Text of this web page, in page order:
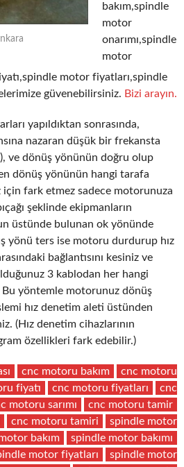
bakım,spindle
motor
onarımı,spindle
motor
motor fiyatları,spindle
güvenebilirsiniz. Bizi arayın.
yapıldıktan sonrasında,
nazaran düşük bir frekansta
ve dönüş yönünün doğru olup
dönüş yönünün hangi tarafa
fark etmez sadece motorunuza
şeklinde ekipmanların
üstünde bulunan ok yönünde
yönü ters ise motoru durdurup hız
bağlantısını kesiniz ve
3 kablodan her hangi
yöntemle motorunuz dönüş
hız denetim aleti üstünden
(Hız denetim cihazlarının
özellikleri fark edebilir.)
cnc motoru bakım
cnc motoru
fiyatı cnc motoru fiyatları
cnc
motoru sarımı
cnc motoru tamir
cnc motoru tamiri
spindle motor
bakım
spindle motor bakımı
motor fiyatları
spindle motor